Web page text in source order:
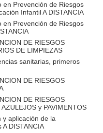
en Prevención de Riesgos
Infantil A DISTANCIA
en Prevención de Riesgos
DE RIESGOS
DE LIMPIEZAS
sanitarias, primeros
DE RIESGOS
DE RIESGOS
y PAVIMENTOS
y aplicación de la
DISTANCIA